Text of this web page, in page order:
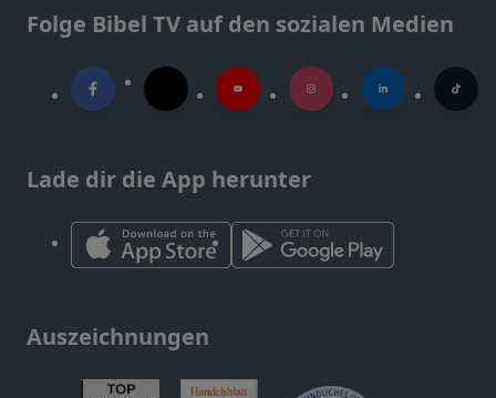
Folge Bibel TV auf den sozialen Medien
Lade dir die App herunter
Auszeichnungen